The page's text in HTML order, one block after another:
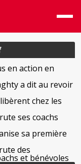
en action en
a dit au revoir
chez les
ses coachs
sa première
des
et bénévoles